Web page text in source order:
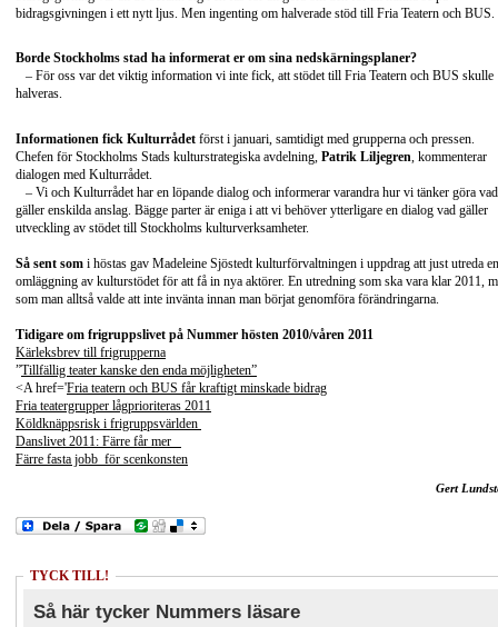
bidragsgivningen i ett nytt ljus. Men ingenting om halverade stöd till Fria Teatern och BUS.
Borde Stockholms stad ha informerat er om sina nedskärningsplaner?
– För oss var det viktig information vi inte fick, att stödet till Fria Teatern och BUS skulle
halveras.
Informationen fick Kulturrådet först i januari, samtidigt med grupperna och pressen.
Chefen för Stockholms Stads kulturstrategiska avdelning, Patrik Liljegren , kommenterar
dialogen med Kulturrådet.
– Vi och Kulturrådet har en löpande dialog och informerar varandra hur vi tänker göra vad
gäller enskilda anslag. Bägge parter är eniga i att vi behöver ytterligare en dialog vad gäller
utveckling av stödet till Stockholms kulturverksamheter.
Så sent som i höstas gav Madeleine Sjöstedt kulturförvaltningen i uppdrag att just utreda en
omläggning av kulturstödet för att få in nya aktörer. En utredning som ska vara klar 2011,
som man alltså valde att inte invänta innan man börjat genomföra förändringarna.
Tidigare om frigruppslivet på Nummer hösten 2010/våren 2011
Kärleksbrev till frigrupperna
”Tillfällig teater kanske den enda möjligheten”
<A href='Fria teatern och BUS får kraftigt minskade bidrag
Fria teatergrupper lågprioriteras 2011
Köldknäppsrisk i frigruppsvärlden
Danslivet 2011: Färre får mer
Färre fasta jobb för scenkonsten
Gert
TYCK TILL!
Så här tycker Nummers läsare